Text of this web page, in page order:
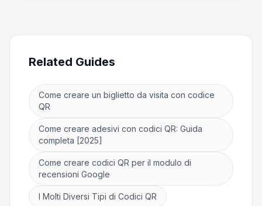
Related Guides
Come creare un biglietto da visita con codice
QR
Come creare adesivi con codici QR: Guida
completa [2025]
Come creare codici QR per il modulo di
recensioni Google
I Molti Diversi Tipi di Codici QR